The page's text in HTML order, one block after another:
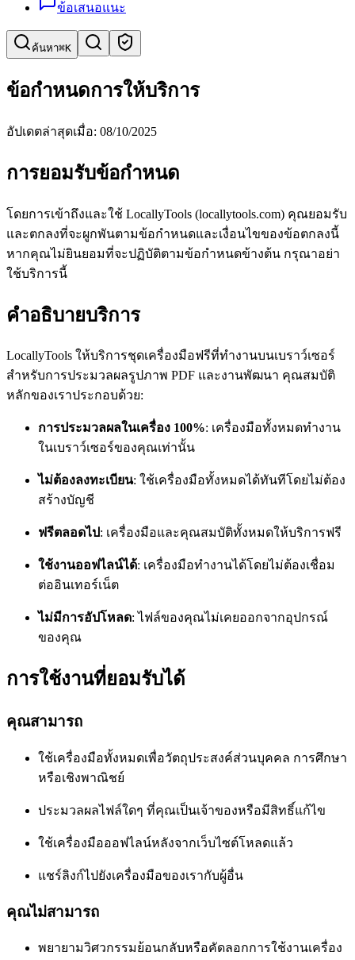
ข้อเสนอแนะ
ค้นหา⌘K
ค้นหาเครื่องมือ
ค้นหาด่วนสำหรับเครื่องมือ
ข้อกำหนดการให้บริการ
อัปเดตล่าสุดเมื่อ: 08/10/2025
การยอมรับข้อกำหนด
โดยการเข้าถึงและใช้ LocallyTools (locallytools.com) คุณยอมรับ
และตกลงที่จะผูกพันตามข้อกำหนดและเงื่อนไขของข้อตกลงนี้
หากคุณไม่ยินยอมที่จะปฏิบัติตามข้อกำหนดข้างต้น กรุณาอย่า
ใช้บริการนี้
คำอธิบายบริการ
LocallyTools ให้บริการชุดเครื่องมือฟรีที่ทำงานบนเบราว์เซอร์
สำหรับการประมวลผลรูปภาพ PDF และงานพัฒนา คุณสมบัติ
หลักของเราประกอบด้วย:
การประมวลผลในเครื่อง 100%: เครื่องมือทั้งหมดทำงาน
ในเบราว์เซอร์ของคุณเท่านั้น
ไม่ต้องลงทะเบียน: ใช้เครื่องมือทั้งหมดได้ทันทีโดยไม่ต้อง
สร้างบัญชี
ฟรีตลอดไป: เครื่องมือและคุณสมบัติทั้งหมดให้บริการฟรี
ใช้งานออฟไลน์ได้: เครื่องมือทำงานได้โดยไม่ต้องเชื่อม
ต่ออินเทอร์เน็ต
ไม่มีการอัปโหลด: ไฟล์ของคุณไม่เคยออกจากอุปกรณ์
ของคุณ
การใช้งานที่ยอมรับได้
คุณสามารถ
ใช้เครื่องมือทั้งหมดเพื่อวัตถุประสงค์ส่วนบุคคล การศึกษา
หรือเชิงพาณิชย์
ประมวลผลไฟล์ใดๆ ที่คุณเป็นเจ้าของหรือมีสิทธิ์แก้ไข
ใช้เครื่องมือออฟไลน์หลังจากเว็บไซต์โหลดแล้ว
แชร์ลิงก์ไปยังเครื่องมือของเรากับผู้อื่น
คุณไม่สามารถ
พยายามวิศวกรรมย้อนกลับหรือคัดลอกการใช้งานเครื่อง